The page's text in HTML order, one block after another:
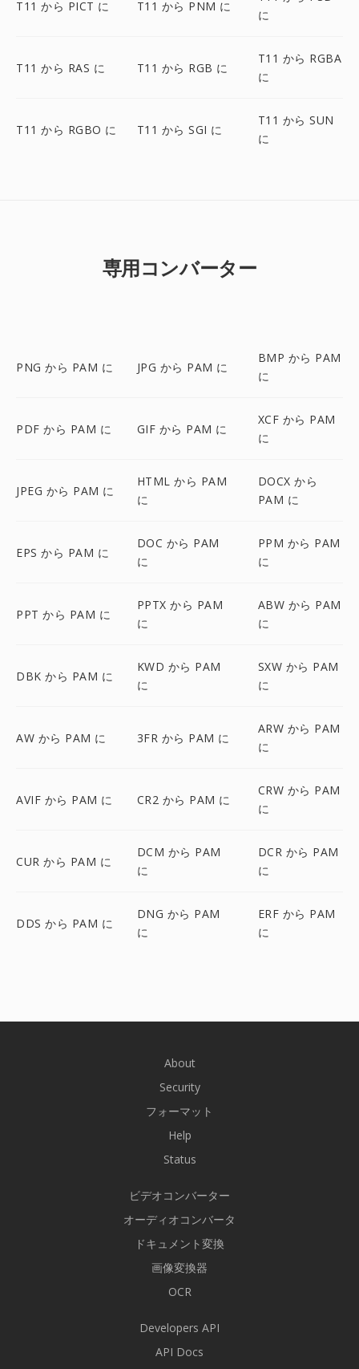
T11 から PICT に T11 から PNM に
に
T11 から RAS に T11 から RGB に
T11 から RGBA
に
T11 から RGBO に T11 から SGI に
T11 から SUN
に
専用コンバーター
PNG から PAM に JPG から PAM に
BMP から PAM
に
PDF から PAM に GIF から PAM に
XCF から PAM
に
JPEG から PAM に
HTML から PAM
に
DOCX から
PAM に
EPS から PAM に
DOC から PAM
に
PPM から PAM
に
PPT から PAM に
PPTX から PAM
に
ABW から PAM
に
DBK から PAM に
KWD から PAM
に
SXW から PAM
に
AW から PAM に 3FR から PAM に
ARW から PAM
に
AVIF から PAM に CR2 から PAM に
CRW から PAM
に
CUR から PAM に
DCM から PAM
に
DCR から PAM
に
DDS から PAM に
DNG から PAM
に
ERF から PAM
に
About
Security
フォーマット
Help
Status
ビデオコンバーター
オーディオコンバータ
ドキュメント変換
画像変換器
OCR
Developers API
API Docs